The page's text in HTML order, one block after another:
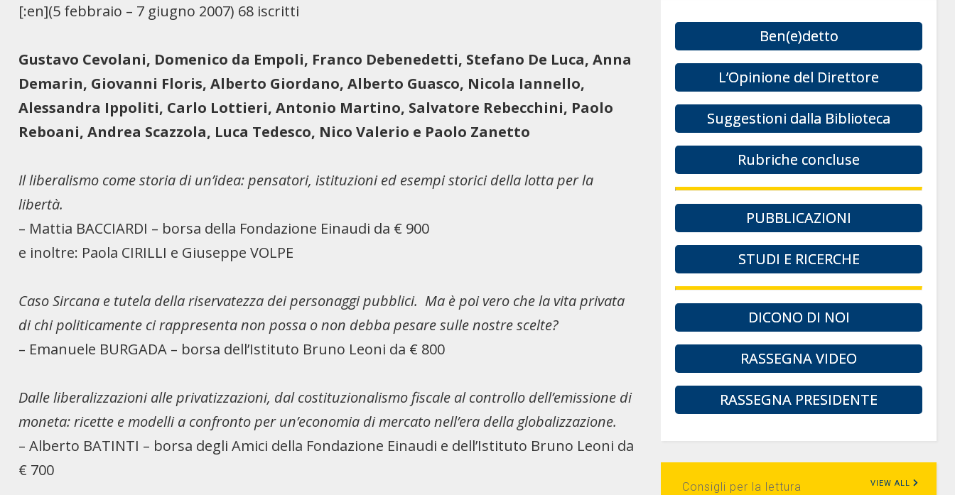
[:en](5 febbraio – 7 giugno 2007) 68 iscritti
Gustavo Cevolani, Domenico da Empoli, Franco Debenedetti, Stefano De Luca, Anna
Demarin, Giovanni Floris, Alberto Giordano, Alberto Guasco, Nicola Iannello,
Alessandra Ippoliti, Carlo Lottieri, Antonio Martino, Salvatore Rebecchini, Paolo
Reboani, Andrea Scazzola, Luca Tedesco, Nico Valerio e Paolo Zanetto
Il liberalismo come storia di un’idea: pensatori, istituzioni ed esempi storici della lotta per la
libertà.
– Mattia BACCIARDI – borsa della Fondazione Einaudi da € 900
e inoltre: Paola CIRILLI e Giuseppe VOLPE
Caso Sircana e tutela della riservatezza dei personaggi pubblici. Ma è poi vero che la vita privata
di chi politicamente ci rappresenta non possa o non debba pesare sulle nostre scelte?
– Emanuele BURGADA – borsa dell’Istituto Bruno Leoni da € 800
Dalle liberalizzazioni alle privatizzazioni, dal costituzionalismo fiscale al controllo dell’emissione di
moneta: ricette e modelli a confronto per un’economia di mercato nell’era della globalizzazione.
– Alberto BATINTI – borsa degli Amici della Fondazione Einaudi e dell’Istituto Bruno Leoni da
€ 700
Ben(e)detto
L’Opinione del Direttore
Suggestioni dalla Biblioteca
Rubriche concluse
PUBBLICAZIONI
STUDI E RICERCHE
DICONO DI NOI
RASSEGNA VIDEO
RASSEGNA PRESIDENTE
Consigli per la lettura VIEW ALL